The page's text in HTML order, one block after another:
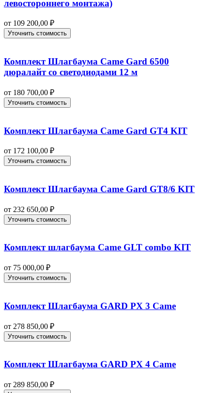
левостороннего монтажа)
от 109 200,00 ₽
Уточнить стоимость
Комплект Шлагбаума Came Gard 6500
дюралайт со светодиодами 12 м
от 180 700,00 ₽
Уточнить стоимость
Комплект Шлагбаума Came Gard GT4 KIT
от 172 100,00 ₽
Уточнить стоимость
Комплект Шлагбаума Came Gard GT8/6 KIT
от 232 650,00 ₽
Уточнить стоимость
Комплект шлагбаума Came GLT combo KIT
от 75 000,00 ₽
Уточнить стоимость
Комплект Шлагбаума GARD PX 3 Came
от 278 850,00 ₽
Уточнить стоимость
Комплект Шлагбаума GARD PX 4 Came
от 289 850,00 ₽